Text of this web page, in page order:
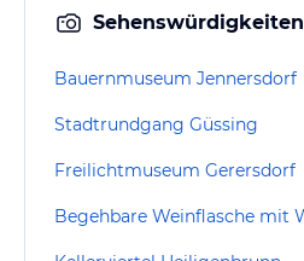
Sehenswürdigkeiten
Bauernmuseum Jennersdorf
Stadtrundgang Güssing
Freilichtmuseum Gerersdorf